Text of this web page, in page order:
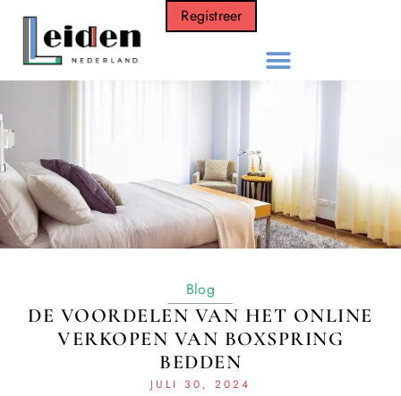
Registreer
Blog
DE VOORDELEN VAN HET ONLINE
VERKOPEN VAN BOXSPRING
BEDDEN
JULI 30, 2024